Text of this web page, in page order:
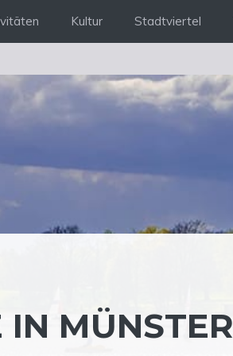
Kultur Stadtviertel
MÜNSTER